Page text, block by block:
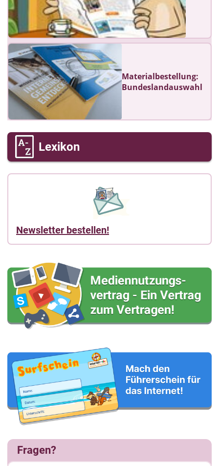
Lernenden in der App mit einer nachvollziehbaren
Erläuterung auf Fehler hingewiesen werden und
auch eine nachvollziehbare Erläuterung erhalten.
Wichtig wäre bei einem wiederholt auftretenden
Fehler ein Hinweis auf die entsprechende
Lerneinheit mit ihren Erklärungen.
Materialbestellung:
Bundeslandauswahl
Lexikon
Newsletter bestellen!
Fragen?